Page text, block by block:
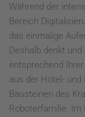
Während der
Bereich
das einmalige
Deshalb denkt
entsprechend
aus der Hotel- und
Bausteinen des
Roboterfamilie. Im